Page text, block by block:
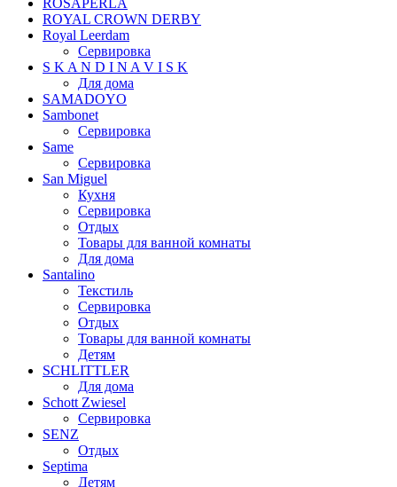
ROSAPERLA
ROYAL CROWN DERBY
Royal Leerdam
Сервировка
S K A N D I N A V I S K
Для дома
SAMADOYO
Sambonet
Сервировка
Same
Сервировка
San Miguel
Кухня
Сервировка
Отдых
Товары для ванной комнаты
Для дома
Santalino
Текстиль
Сервировка
Отдых
Товары для ванной комнаты
Детям
SCHLITTLER
Для дома
Schott Zwiesel
Сервировка
SENZ
Отдых
Septima
Детям